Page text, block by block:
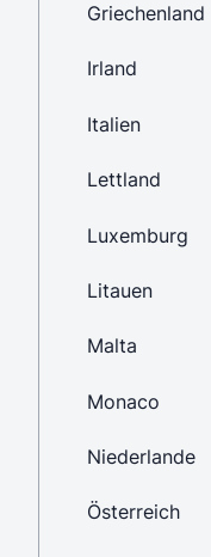
Griechenland
Irland
Italien
Lettland
Luxemburg
Litauen
Malta
Monaco
Niederlande
Österreich